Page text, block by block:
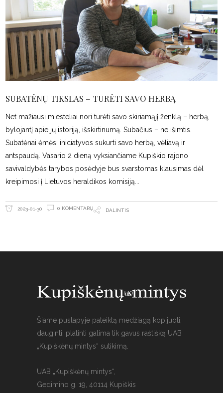
SUBATĖNŲ TIKSLAS – TURĖTI SAVO HERBĄ
Net mažiausi miesteliai nori turėti savo skiriamąjį ženklą – herbą,
bylojantį apie jų istoriją, išskirtinumą. Subačius – ne išimtis.
Subatėnai ėmėsi iniciatyvos sukurti savo herbą, vėliavą ir
antspaudą. Vasario 2 dieną vyksiančiame Kupiškio rajono
savivaldybės tarybos posėdyje bus svarstomas klausimas dėl
kreipimosi į Lietuvos heraldikos komisiją
2023-01-30 0 KOMENTARŲ DALINTIS
Šiame puslapyje pateiktą medžiagą kopijuoti,
dauginti, platinti galima tik gavus raštišką UAB
„Kupiškėnų mintys“ sutikimą.
UAB „Kupiškėnų mintys“,
Gedimino g. 19, 40114 Kupiškis